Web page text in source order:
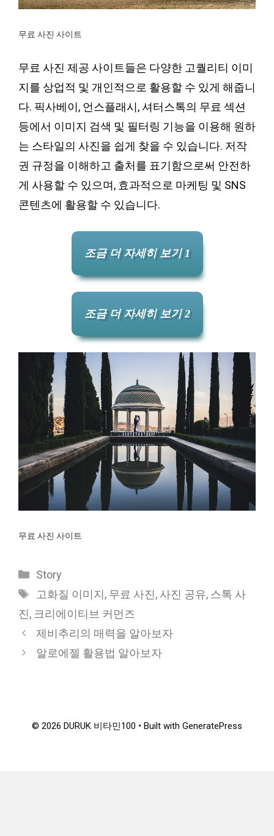
무료 사진 사이트
무료 사진 제공 사이트들은 다양한 고퀄리티 이미
지를 상업적 및 개인적으로 활용할 수 있게 해줍니
다. 픽사베이, 언스플래시, 셔터스톡의 무료 섹션
등에서 이미지 검색 및 필터링 기능을 이용해 원하
는 스타일의 사진을 쉽게 찾을 수 있습니다. 저작
권 규정을 이해하고 출처를 표기함으로써 안전하
게 사용할 수 있으며, 효과적으로 마케팅 및 SNS
콘텐츠에 활용할 수 있습니다.
조금 더 자세히 보기 1
조금 더 자세히 보기 2
무료 사진 사이트
Categories
Story
Tags
고화질 이미지, 무료 사진, 사진 공유, 스톡 사
진, 크리에이티브 커먼즈
제비추리의 매력을 알아보자
알로에젤 활용법 알아보자
© 2026 DURUK 비타민100 • Built with GeneratePress